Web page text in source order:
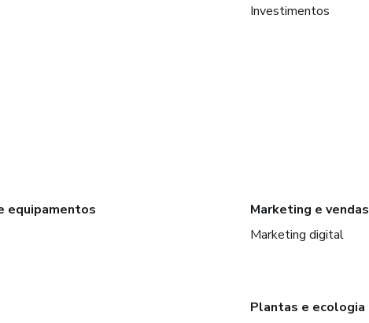
Investimentos
equipamentos
Marketing e vendas
Marketing digital
Plantas e ecologia